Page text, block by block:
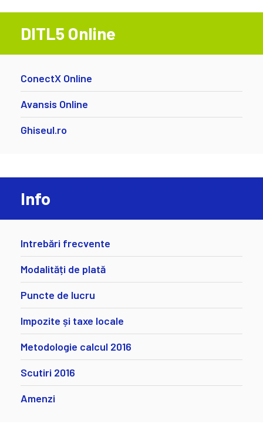
DITL5 Online
ConectX Online
Avansis Online
Ghiseul.ro
Info
Intrebări frecvente
Modalități de plată
Puncte de lucru
Impozite și taxe locale
Metodologie calcul 2016
Scutiri 2016
Amenzi